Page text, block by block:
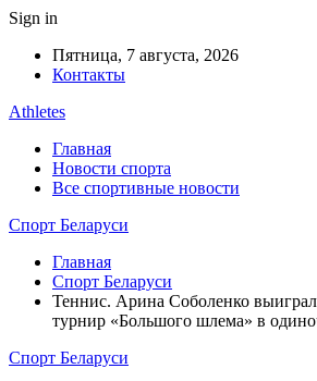
Sign in
Пятница, 7 августа, 2026
Контакты
Athletes
Главная
Новости спорта
Все спортивные новости
Спорт Беларуси
Главная
Спорт Беларуси
Теннис. Арина Соболенко
турнир «Большого шлема» в
Спорт Беларуси